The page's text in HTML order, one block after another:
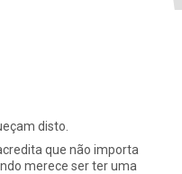
disto.
que não importa
merece ser ter uma